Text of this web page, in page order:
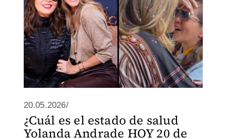
20.05.2026/
¿Cuál es el estado de salud
Yolanda Andrade HOY 20 de